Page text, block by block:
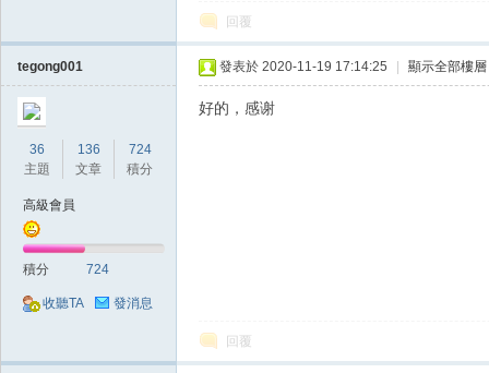
回覆
tegong001
36
主題
136
文章
724
積分
高級會員
積分 724
收聽TA 發消息
發表於 2020-11-19 17:14:25 顯示全部樓層
好的，感谢
回覆